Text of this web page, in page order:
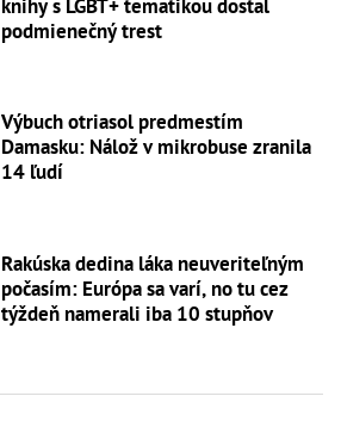
knihy s LGBT+ tematikou dostal
podmienečný trest
Výbuch otriasol predmestím
Damasku: Nálož v mikrobuse zranila
14 ľudí
Rakúska dedina láka neuveriteľným
počasím: Európa sa varí, no tu cez
týždeň namerali iba 10 stupňov